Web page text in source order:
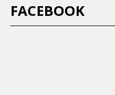
FACEBOOK